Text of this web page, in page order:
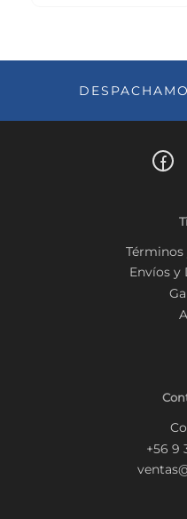
Envíos y
+56 9